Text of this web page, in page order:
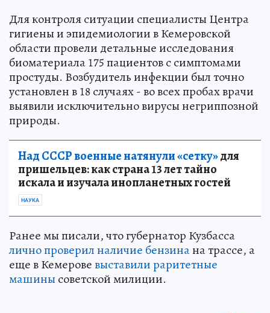
Для контроля ситуации специалисты Центра
гигиены и эпидемиологии в Кемеровской
области провели детальные исследования
биоматериала 175 пациентов с симптомами
простуды. Возбудитель инфекции был точно
установлен в 18 случаях - во всех пробах врачи
выявили исключительно вирусы негриппозной
природы.
Над СССР военные натянули «сетку»для
пришельцев: как страна 13 лет тайно
искала и изучала инопланетных гостей
НАУКА
Ранее мы писали, что губернатор Кузбасса
лично проверил наличие бензинана трассе, а
еще в Кемеровевыставили раритетные
машины советской милиции.